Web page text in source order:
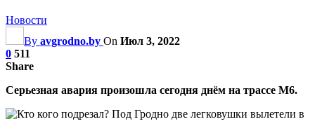
Новости
By avgrodno.by On Июл 3, 2022
0 511
Share
Серьезная авария произошла сегодня днём на трассе М6.